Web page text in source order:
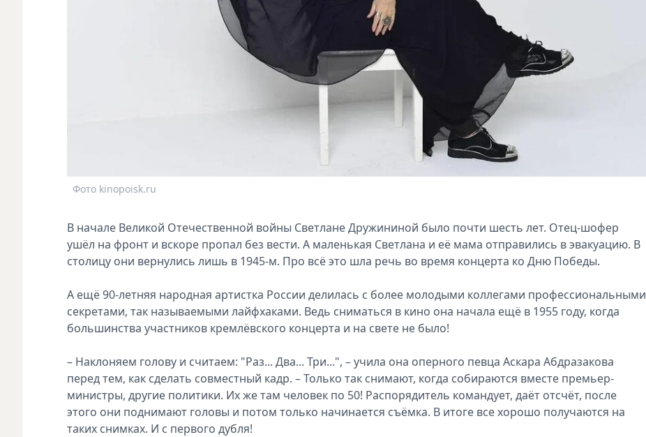
Фото kinopoisk.ru
В начале Великой Отечественной войны Светлане Дружининой было почти шесть лет. Отец-шофер
ушёл на фронт и вскоре пропал без вести. А маленькая Светлана и её мама отправились в эвакуацию. В
столицу они вернулись лишь в 1945-м. Про всё это шла речь во время концерта ко Дню Победы.
А ещё 90-летняя народная артистка России делилась с более молодыми коллегами профессиональными
секретами, так называемыми лайфхаками. Ведь сниматься в кино она начала ещё в 1955 году, когда
большинства участников кремлёвского концерта и на свете не было!
– Наклоняем голову и считаем: "Раз... Два... Три...", – учила она оперного певца Аскара Абдразакова
перед тем, как сделать совместный кадр. – Только так снимают, когда собираются вместе премьер-
министры, другие политики. Их же там человек по 50! Распорядитель командует, даёт отсчёт, после
этого они поднимают головы и потом только начинается съёмка. В итоге все хорошо получаются на
таких снимках. И с первого дубля!